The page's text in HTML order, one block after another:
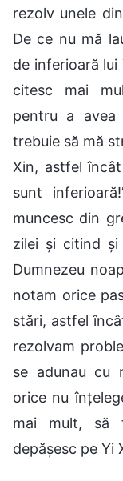
rezolv unele
De ce nu mă
de inferioară lui
citesc mai
pentru a avea
trebuie să mă
Xin, astfel
sunt
muncesc din
zilei și citind și
Dumnezeu
notam orice
stări, astfel
rezolvam
se adunau cu
orice nu
mai mult, să
depășesc pe Yi